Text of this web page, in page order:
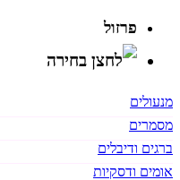
פרזול
מנעולים
מסמרים
ברגים ודיבלים
אומים ודסקיות